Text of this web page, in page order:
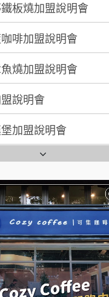
100萬 ~ 200萬
生/小姐
200萬~300萬
妝】誠徵行政櫃檯
店誠徵代洗收送人員
)
徵SPA美容芳療師
午食加盟說明會
加盟說明會
說明會
加盟說明會
加盟說明會
義大利麵加盟說明
盟說明會
板燒加盟說明會
啡加盟說明會
燒加盟說明會
說明會
加盟說明會
盟說明會
加盟說明會
古味茶鋪加盟說明會
酸奶大獅加盟說明會
盟說明會